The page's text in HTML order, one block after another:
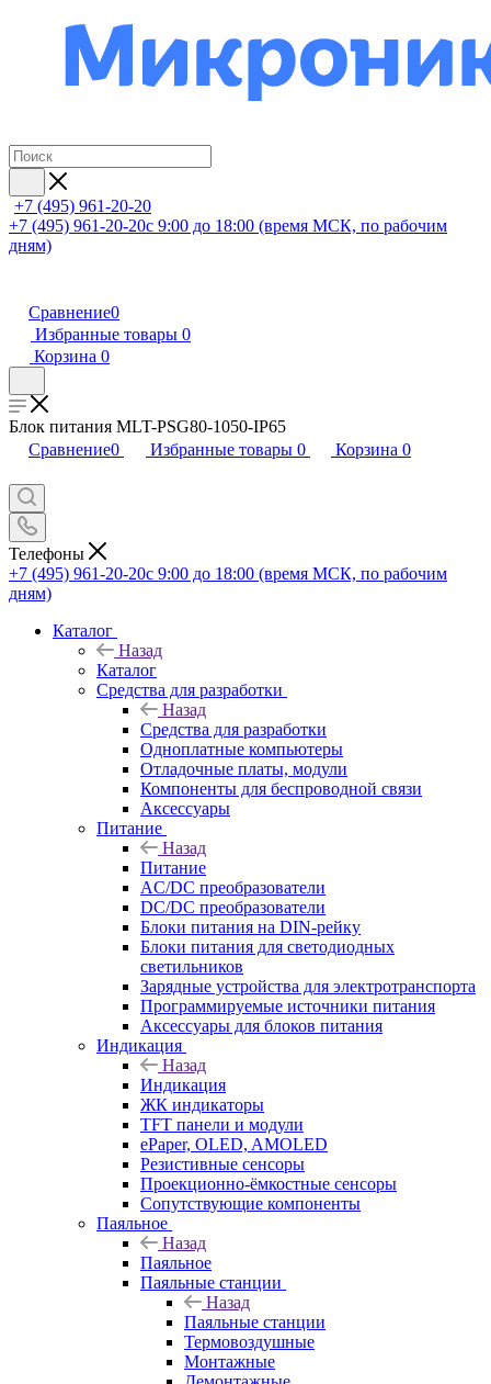
+7 (495) 961-20-20
+7 (495) 961-20-20с 9:00 до 18:00 (время МСК, по рабочим
дням)
Сравнение0
Избранные товары 0
Корзина 0
Блок питания MLT-PSG80-1050-IP65
Сравнение0 Избранные товары 0 Корзина 0
Телефоны
+7 (495) 961-20-20с 9:00 до 18:00 (время МСК, по рабочим
дням)
Каталог
Назад
Каталог
Средства для разработки
Назад
Средства для разработки
Одноплатные компьютеры
Отладочные платы, модули
Компоненты для беспроводной связи
Аксессуары
Питание
Назад
Питание
AC/DC преобразователи
DC/DC преобразователи
Блоки питания на DIN-рейку
Блоки питания для светодиодных
светильников
Зарядные устройства для электротранспорта
Программируемые источники питания
Аксессуары для блоков питания
Индикация
Назад
Индикация
ЖК индикаторы
TFT панели и модули
ePaper, OLED, AMOLED
Резистивные сенсоры
Проекционно-ёмкостные сенсоры
Сопутствующие компоненты
Паяльное
Назад
Паяльное
Паяльные станции
Назад
Паяльные станции
Термовоздушные
Монтажные